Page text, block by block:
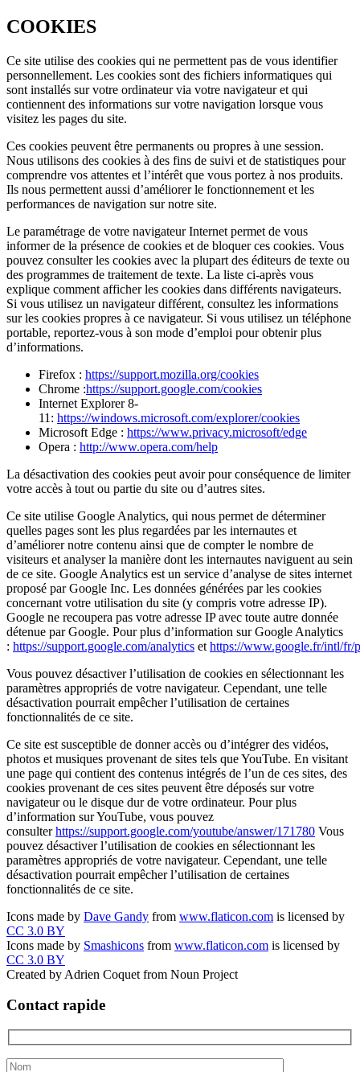
COOKIES
Ce site utilise des cookies qui ne permettent pas de vous identifier
personnellement. Les cookies sont des fichiers informatiques qui
sont installés sur votre ordinateur via votre navigateur et qui
contiennent des informations sur votre navigation lorsque vous
visitez les pages du site.
Ces cookies peuvent être permanents ou propres à une session.
Nous utilisons des cookies à des fins de suivi et de statistiques pour
comprendre vos attentes et l’intérêt que vous portez à nos produits.
Ils nous permettent aussi d’améliorer le fonctionnement et les
performances de navigation sur notre site.
Le paramétrage de votre navigateur Internet permet de vous
informer de la présence de cookies et de bloquer ces cookies. Vous
pouvez consulter les cookies avec la plupart des éditeurs de texte ou
des programmes de traitement de texte. La liste ci-après vous
explique comment afficher les cookies dans différents navigateurs.
Si vous utilisez un navigateur différent, consultez les informations
sur les cookies propres à ce navigateur. Si vous utilisez un téléphone
portable, reportez-vous à son mode d’emploi pour obtenir plus
d’informations.
Firefox : https://support.mozilla.org/cookies
Chrome :https://support.google.com/cookies
Internet Explorer 8-
11: https://windows.microsoft.com/explorer/cookies
Microsoft Edge : https://www.privacy.microsoft/edge
Opera : http://www.opera.com/help
La désactivation des cookies peut avoir pour conséquence de limiter
votre accès à tout ou partie du site ou d’autres sites.
Ce site utilise Google Analytics, qui nous permet de déterminer
quelles pages sont les plus regardées par les internautes et
d’améliorer notre contenu ainsi que de compter le nombre de
visiteurs et analyser la manière dont les internautes naviguent au sein
de ce site. Google Analytics est un service d’analyse de sites internet
proposé par Google Inc. Les données générées par les cookies
concernant votre utilisation du site (y compris votre adresse IP).
Google ne recoupera pas votre adresse IP avec toute autre donnée
détenue par Google. Pour plus d’information sur Google Analytics
: https://support.google.com/analytics et https://www.google.fr/intl/fr/
Vous pouvez désactiver l’utilisation de cookies en sélectionnant les
paramètres appropriés de votre navigateur. Cependant, une telle
désactivation pourrait empêcher l’utilisation de certaines
fonctionnalités de ce site.
Ce site est susceptible de donner accès ou d’intégrer des vidéos,
photos et musiques provenant de sites tels que YouTube. En visitant
une page qui contient des contenus intégrés de l’un de ces sites, des
cookies provenant de ces sites peuvent être déposés sur votre
navigateur ou le disque dur de votre ordinateur. Pour plus
d’information sur YouTube, vous pouvez
consulterhttps://support.google.com/youtube/answer/171780 Vous
pouvez désactiver l’utilisation de cookies en sélectionnant les
paramètres appropriés de votre navigateur. Cependant, une telle
désactivation pourrait empêcher l’utilisation de certaines
fonctionnalités de ce site.
Icons made by Dave Gandy from www.flaticon.com is licensed by
CC 3.0 BY
Icons made by Smashicons from www.flaticon.com is licensed by
CC 3.0 BY
Created by Adrien Coquet from Noun Project
Contact rapide